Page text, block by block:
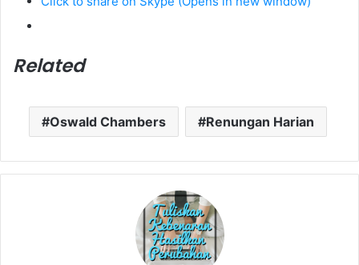
Related
Oswald Chambers Renungan Harian